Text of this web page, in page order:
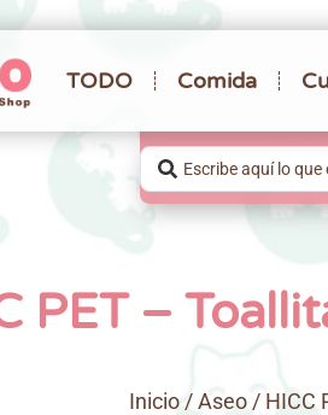
TODO Comida
PET –
Inicio/Aseo/ HICC